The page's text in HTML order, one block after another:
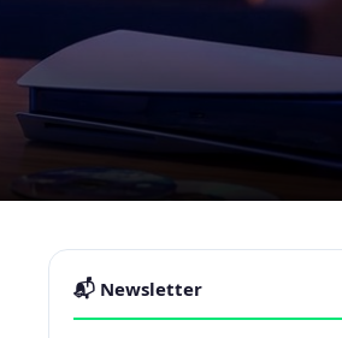
📬 Newsletter